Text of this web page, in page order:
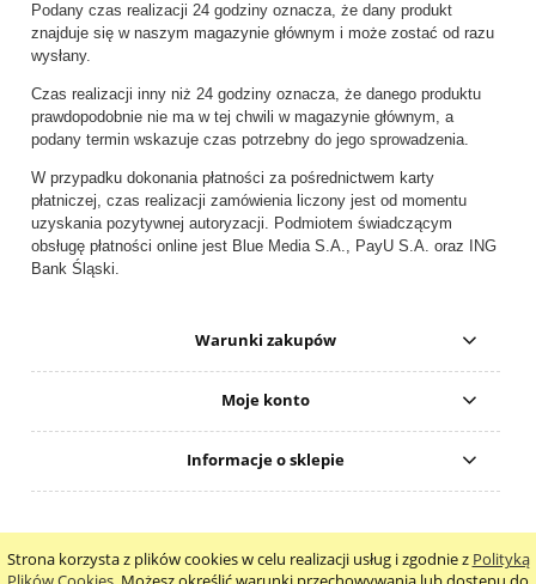
Strona korzysta z plików cookies w celu realizacji usług i zgodnie z Polityką
Podany czas realizacji 24 godziny oznacza, że dany produkt
znajduje się w naszym magazynie głównym i może zostać od razu
wysłany.
Czas realizacji inny niż 24 godziny oznacza, że danego produktu
prawdopodobnie nie ma w tej chwili w magazynie głównym, a
podany termin wskazuje czas potrzebny do jego sprowadzenia.
W przypadku dokonania płatności za pośrednictwem karty
płatniczej, czas realizacji zamówienia liczony jest od momentu
uzyskania pozytywnej autoryzacji. Podmiotem świadczącym
obsługę płatności online jest Blue Media S.A., PayU S.A. oraz ING
Bank Śląski.
Warunki zakupów
Moje konto
Informacje o sklepie
pokaż pełną wersję strony